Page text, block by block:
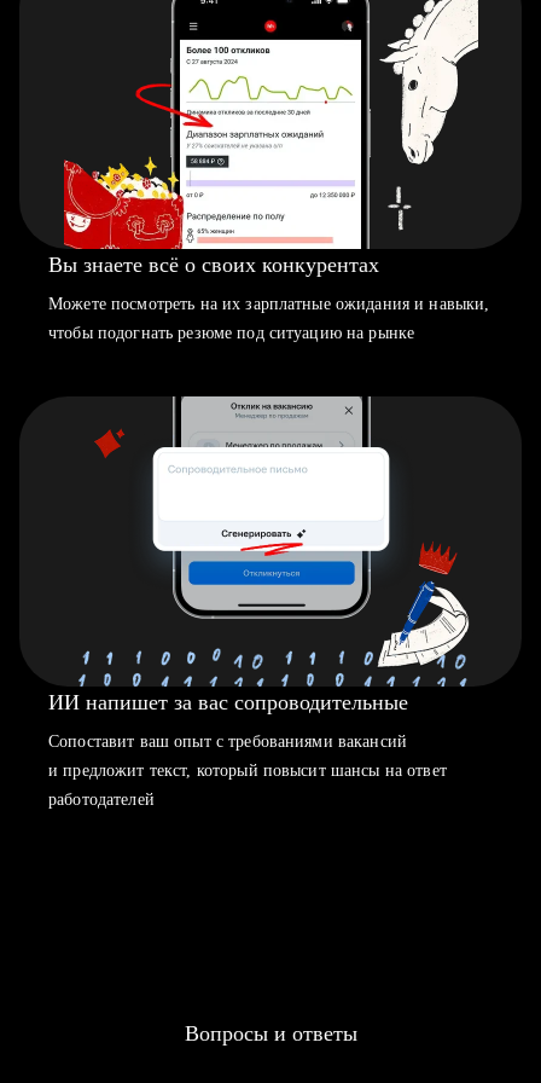
Вы знаете всё о своих конкурентах
Можете посмотреть на их зарплатные ожидания и навыки,
чтобы подогнать резюме под ситуацию на рынке
ИИ напишет за вас сопроводительные
Сопоставит ваш опыт с требованиями вакансий
и предложит текст, который повысит шансы на ответ
работодателей
Вопросы и ответы